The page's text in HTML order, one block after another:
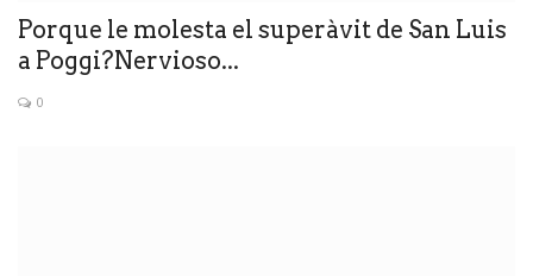
Porque le molesta el superàvit de San Luis
a Poggi?Nervioso...
0